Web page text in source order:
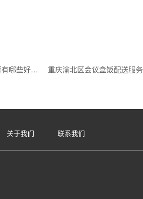
重庆渝中区团餐订餐有哪些好的推荐？
关于我们 联系我们